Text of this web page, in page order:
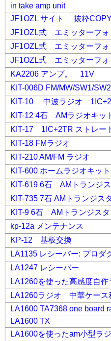
in take amp unit
JF1OZL サイト 抜粋COPY
JF1OZL式 エミッターフォ
JF1OZL式 エミッターフォ
JF1OZL式 エミッターフォ
KA2206 アンプ。 11V
KIT-006D FM/MW/SW1/
KIT-10 中波ラジオ
KIT-12 4石 AMラジオキッ
KIT-17 1IC+2TR ストレー
KIT-18 FMラジオ
KIT-210 AM/FM ラジオ
KIT-600 ホームラジオキッ
KIT-619 6石 AMトランジス
KIT-735 7石 AMトランジス
KIT-9 6石 AMトランジスタ
kp-12a メンテナンス
KP-12 基板交換
LA1135 レシーバー: プロダ
LA1247 レシーバー
LA1260を使った高感度自作
LA1260ラジオ 中華ケース
LA1600 TA7368 one board
LA1600 TX
LA1600を使ったam小型ラ